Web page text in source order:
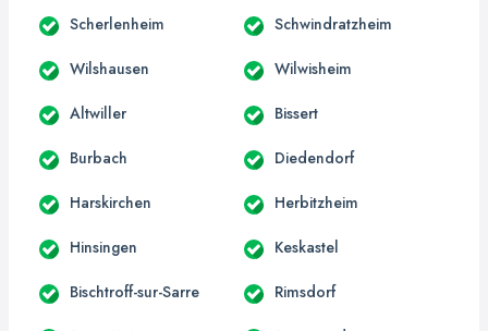
Scherlenheim Schwindratzheim
Wilshausen Wilwisheim
Altwiller Bissert
Burbach Diedendorf
Harskirchen Herbitzheim
Hinsingen Keskastel
Bischtroff-sur-Sarre Rimsdorf